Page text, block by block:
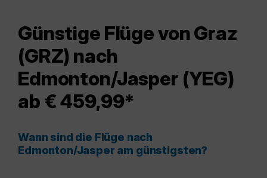
Günstige Flüge von Graz
(GRZ) nach
Edmonton/Jasper (YEG)
ab € 459,99*
Wann sind die Flüge nach
Edmonton/Jasper am günstigsten?